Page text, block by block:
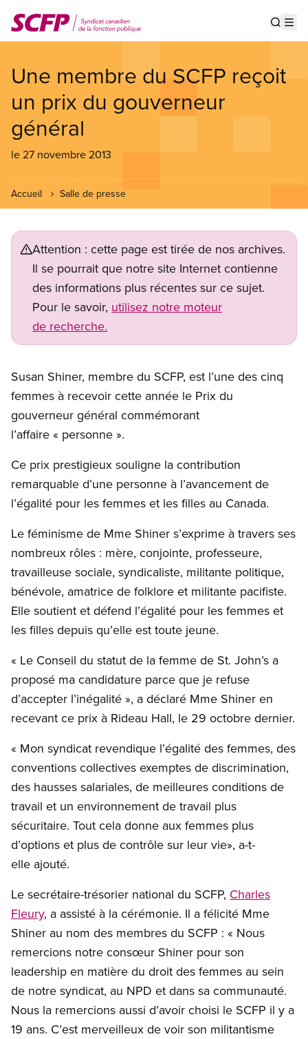
au
contenu
Une membre du SCFP reçoit
un prix du gouverneur
général
le 27 novembre 2013
Accueil Salle de presse
Attention : cette page est tirée de nos archives.
Il se pourrait que notre site Internet contienne
des informations plus récentes sur ce sujet.
Pour le savoir, utilisez notre moteur
de recherche.
Susan Shiner, membre du SCFP, est l’une des cinq
femmes à recevoir cette année le Prix du
gouverneur général commémorant
l’affaire « personne ».
Ce prix prestigieux souligne la contribution
remarquable d’une personne à l’avancement de
l’égalité pour les femmes et les filles au Canada.
Le féminisme de Mme Shiner s’exprime à travers ses
nombreux rôles : mère, conjointe, professeure,
travailleuse sociale, syndicaliste, militante politique,
bénévole, amatrice de folklore et militante pacifiste.
Elle soutient et défend l’égalité pour les femmes et
les filles depuis qu’elle est toute jeune.
« Le Conseil du statut de la femme de St. John’s a
proposé ma candidature parce que je refuse
d’accepter l’inégalité », a déclaré Mme Shiner en
recevant ce prix à Rideau Hall, le 29 octobre dernier.
« Mon syndicat revendique l’égalité des femmes, des
conventions collectives exemptes de discrimination,
des hausses salariales, de meilleures conditions de
travail et un environnement de travail plus
sécuritaire. Tout cela donne aux femmes plus
d’options et plus de contrôle sur leur vie», a-t-
elle ajouté.
Le secrétaire-trésorier national du SCFP, Charles
Fleury, a assisté à la cérémonie. Il a félicité Mme
Shiner au nom des membres du SCFP : « Nous
remercions notre consœur Shiner pour son
leadership en matière du droit des femmes au sein
de notre syndicat, au NPD et dans sa communauté.
Nous la remercions aussi d’avoir choisi le SCFP il y a
19 ans. C’est merveilleux de voir son militantisme